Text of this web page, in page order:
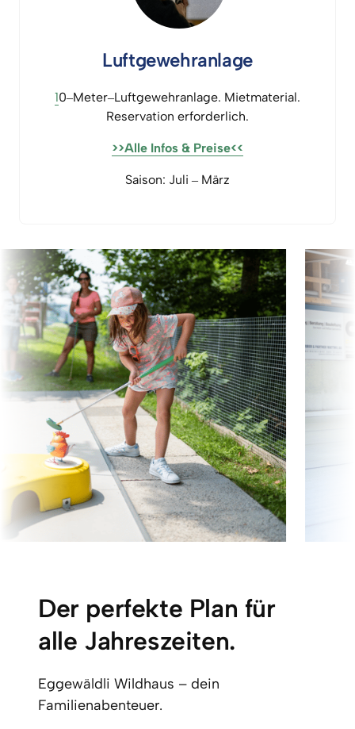
Luftgewehranlage
10‒Meter‒Luftgewehranlage. Mietmaterial.
Reservation erforderlich.
>>Alle Infos & Preise<<
Saison: Juli ‒ März
Der perfekte Plan für
alle Jahreszeiten.
Eggewäldli Wildhaus – dein
Familienabenteuer.